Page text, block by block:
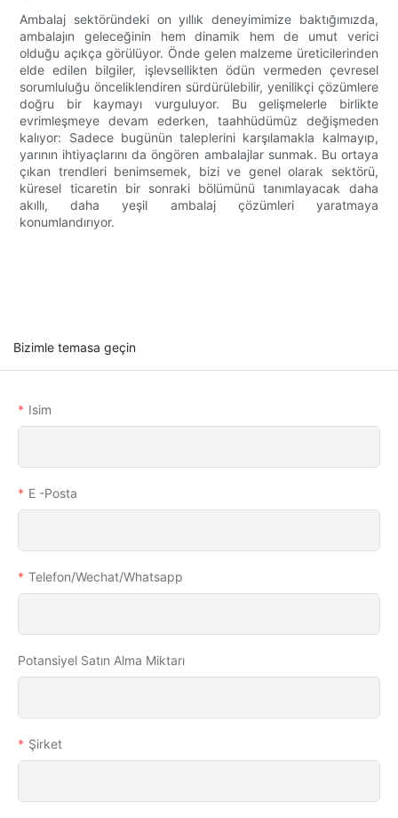
Ambalaj sektöründeki on yıllık deneyimimize baktığımızda,
ambalajın geleceğinin hem dinamik hem de umut verici
olduğu açıkça görülüyor. Önde gelen malzeme üreticilerinden
elde edilen bilgiler, işlevsellikten ödün vermeden çevresel
sorumluluğu önceliklendiren sürdürülebilir, yenilikçi çözümlere
doğru bir kaymayı vurguluyor. Bu gelişmelerle birlikte
evrimleşmeye devam ederken, taahhüdümüz değişmeden
kalıyor: Sadece bugünün taleplerini karşılamakla kalmayıp,
yarının ihtiyaçlarını da öngören ambalajlar sunmak. Bu ortaya
çıkan trendleri benimsemek, bizi ve genel olarak sektörü,
küresel ticaretin bir sonraki bölümünü tanımlayacak daha
akıllı, daha yeşil ambalaj çözümleri yaratmaya
konumlandırıyor.
Bizimle temasa geçin
Isim
E -posta
Telefon/wechat/whatsapp
Potansiyel Satın Alma Miktarı
Şirket